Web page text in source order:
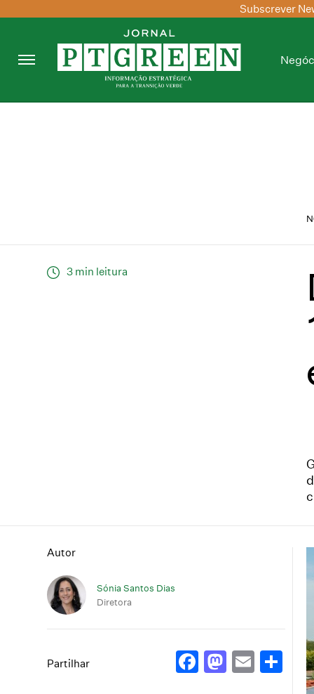
Subscrever
3 min leitura
Autor
Sónia Santos Dias
Diretora
Partilhar Facebook
Email